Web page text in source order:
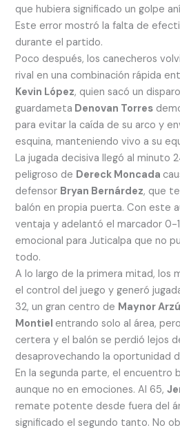
que hubiera significado un golpe
Este error mostró la falta de
durante el partido.
Poco después, los canecheros
rival en una combinación rápida
Kevin López, quien sacó un
guardameta Denovan Torres
para evitar la caída de su arco y
esquina, manteniendo vivo a su
La jugada decisiva llegó al minuto
peligroso de Dereck Moncada
defensor Bryan Bernárdez, que
balón en propia puerta. Con este
ventaja y adelantó el marcador 0-
emocional para Juticalpa que no
todo.
A lo largo de la primera mitad, los
el control del juego y generó
32, un gran centro de Maynor Arzú
Montiel entrando solo al área,
certera y el balón se perdió lejos
desaprovechando la oportunidad
En la segunda parte, el encuentro
aunque no en emociones. Al 65,
remate potente desde fuera del
significado el segundo tanto. No